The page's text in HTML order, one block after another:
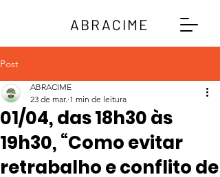
ABRACIME
Post
01/04, das 18h30 às
19h30, “Como evitar
retrabalho e conflito de
ABRACIME
23 de mar. 1 min de leitura